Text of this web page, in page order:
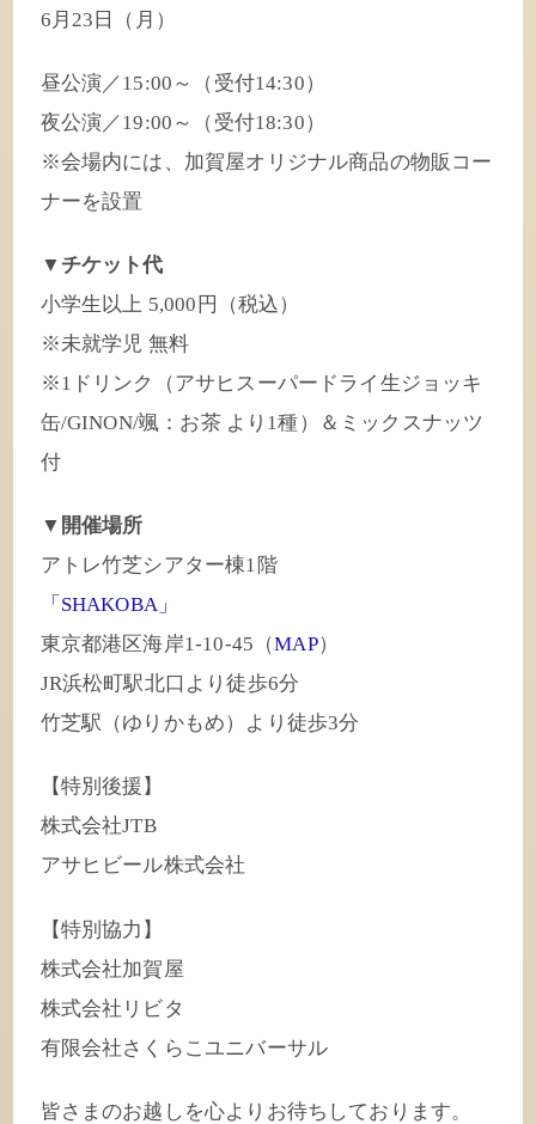
6月23日（月）
昼公演／15:00～（受付14:30）
夜公演／19:00～（受付18:30）
※会場内には、加賀屋オリジナル商品の物販コー
ナーを設置
▼チケット代
小学生以上 5,000円（税込）
※未就学児 無料
※1ドリンク（アサヒスーパードライ生ジョッキ
缶/GINON/颯：お茶 より1種）＆ミックスナッツ
付
▼開催場所
アトレ竹芝シアター棟1階
「SHAKOBA」
東京都港区海岸1-10-45（MAP）
JR浜松町駅北口より徒歩6分
竹芝駅（ゆりかもめ）より徒歩3分
【特別後援】
株式会社JTB
アサヒビール株式会社
【特別協力】
株式会社加賀屋
株式会社リビタ
有限会社さくらこユニバーサル
皆さまのお越しを心よりお待ちしております。